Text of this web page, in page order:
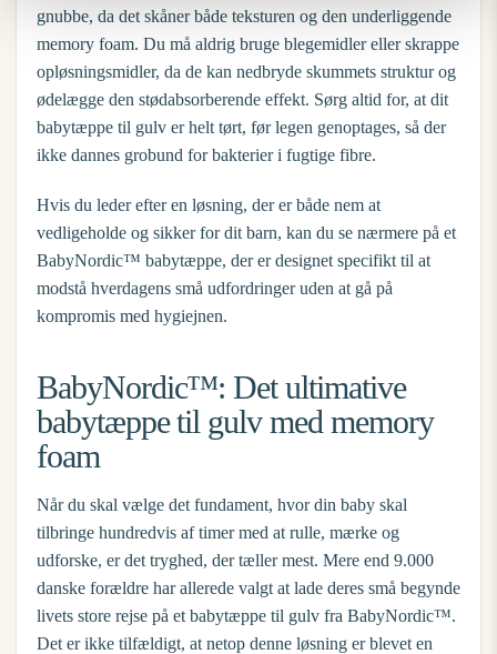
gnubbe, da det skåner både teksturen og den underliggende
memory foam. Du må aldrig bruge blegemidler eller skrappe
opløsningsmidler, da de kan nedbryde skummets struktur og
ødelægge den stødabsorberende effekt. Sørg altid for, at dit
babytæppe til gulv er helt tørt, før legen genoptages, så der
ikke dannes grobund for bakterier i fugtige fibre.
Hvis du leder efter en løsning, der er både nem at
vedligeholde og sikker for dit barn, kan du se nærmere på et
BabyNordic™ babytæppe, der er designet specifikt til at
modstå hverdagens små udfordringer uden at gå på
kompromis med hygiejnen.
BabyNordic™: Det ultimative
babytæppe til gulv med memory
foam
Når du skal vælge det fundament, hvor din baby skal
tilbringe hundredvis af timer med at rulle, mærke og
udforske, er det tryghed, der tæller mest. Mere end 9.000
danske forældre har allerede valgt at lade deres små begynde
livets store rejse på et babytæppe til gulv fra BabyNordic™.
Det er ikke tilfældigt, at netop denne løsning er blevet en